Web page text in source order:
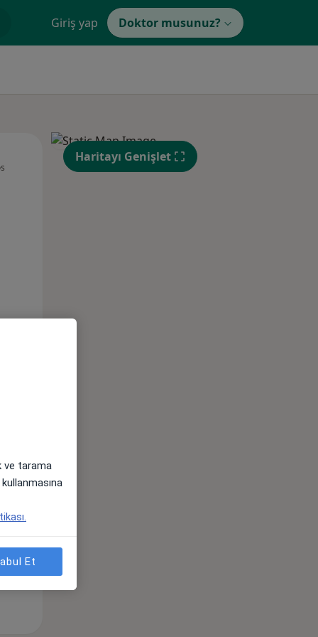
Giriş yap Doktor musunuz?
11 Ağustos
Çar,
12 Ağustos
Per,
13 Ağustos
Haritayı Genişlet
ve tarama
Et